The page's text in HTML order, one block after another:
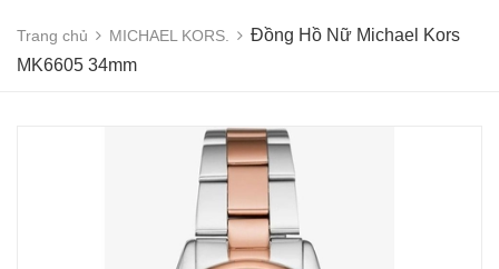
Trang chủ MICHAEL KORS.
Đồng Hồ Nữ Michael Kors
MK6605 34mm